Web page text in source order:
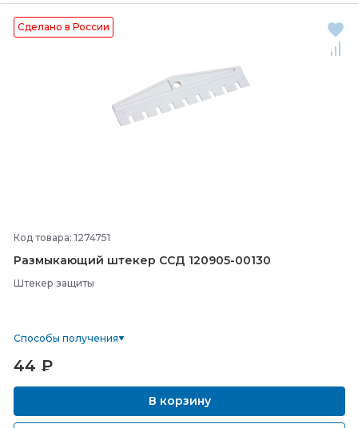
Сделано в России
Код товара: 1274751
Размыкающий штекер ССД 120905-00130
Штекер защиты
Способы получения
44 ₽
В корзину